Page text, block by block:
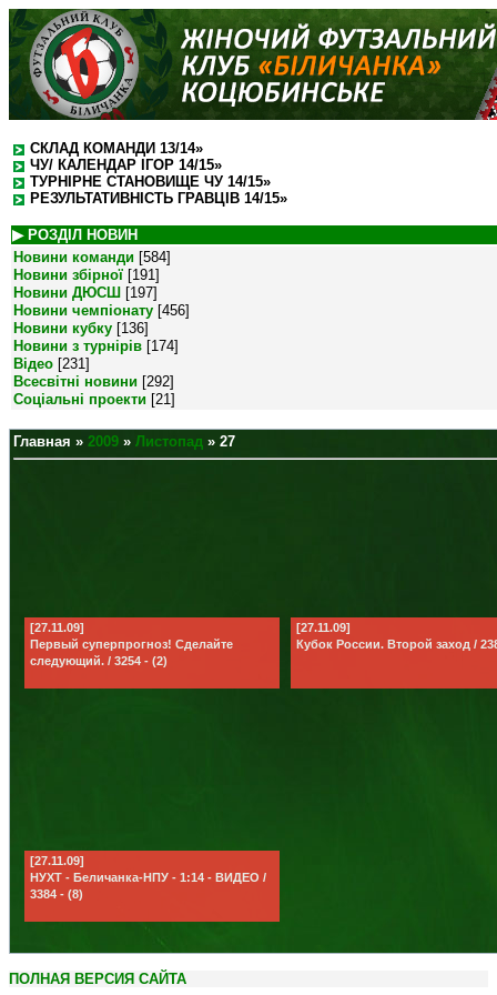
СКЛАД КОМАНДИ 13/14»
ЧУ/ КАЛЕНДАР ІГОР 14/15»
ТУРНІРНЕ СТАНОВИЩЕ ЧУ 14/15»
РЕЗУЛЬТАТИВНІСТЬ ГРАВЦІВ 14/15»
▶ РОЗДІЛ НОВИН
Новини команди [584]
Новини збірної [191]
Новини ДЮСШ [197]
Новини чемпіонату [456]
Новини кубку [136]
Новини з турнірів [174]
Відео [231]
Всесвітні новини [292]
Соціальні проекти [21]
Главная » 2009 » Листопад » 27
[27.11.09]
Первый суперпрогноз! Сделайте
следующий. / 3254 - (2)
[27.11.09]
Кубок России. Второй заход /
[27.11.09]
НУХТ - Беличанка-НПУ - 1:14 - ВИДЕО /
3384 - (8)
ПОЛНАЯ ВЕРСИЯ САЙТА